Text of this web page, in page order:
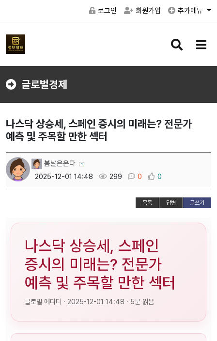
로그인 회원가입 추가메뉴
검
버
메
버
글로벌경제
나스닥 상승세, 스페인 증시의 미래는? 전문가
예측 및 주목할 만한 섹터
봄날은온다
2025-12-01 14:48
299 0 0
목록 답변 글쓰기
나스닥 상승세, 스페인
증시의 미래는? 전문가
예측 및 주목할 만한 섹터
글로벌 에디터 · 2025-12-01 14:48 · 5분 읽음